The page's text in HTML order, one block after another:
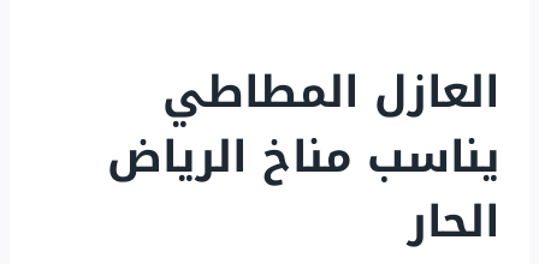
العازل المطاطي
يناسب مناخ الرياض
الحار